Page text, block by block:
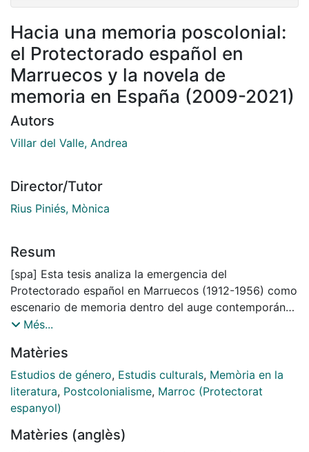
Hacia una memoria poscolonial:
el Protectorado español en
Marruecos y la novela de
memoria en España (2009-2021)
Autors
Villar del Valle, Andrea
Director/Tutor
Rius Piniés, Mònica
Resum
[spa] Esta tesis analiza la emergencia del
Protectorado español en Marruecos (1912-1956) como
escenario de memoria dentro del auge contemporáneo
de la narrativa memorialista en España. Si bien parte
popularidad de novelas que revisitan el pasado
colonial español en el norte de África—, su objetivo
último es interrogar los marcos epistemológicos que
configuran el campo de los estudios de memoria,
trabajo se inscribe así en el ámbito emergente de la
Més...
Matèries
Estudios de género, Estudis culturals, Memòria en la
literatura, Postcolonialisme, Marroc (Protectorat
espanyol)
Matèries (anglès)